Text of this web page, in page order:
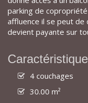
parking de
affluence il se peut de
devient payante sur
4 couchages
30.00 m²